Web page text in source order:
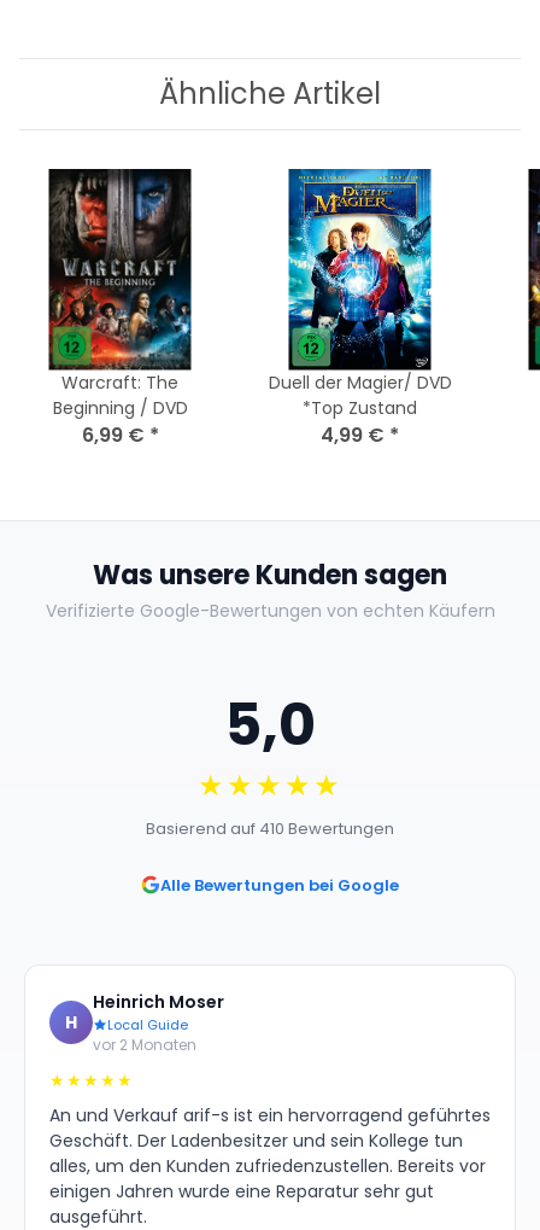
Ähnliche Artikel
Warcraft: The
Beginning / DVD
6,99 € *
Duell der Magier/ DVD
*Top Zustand
4,99 € *
Was unsere Kunden sagen
Verifizierte Google-Bewertungen von echten Käufern
5,0
★★★★★
Basierend auf 410 Bewertungen
Alle Bewertungen bei Google
H
Heinrich Moser
Local Guide
vor 2 Monaten
★★★★★
An und Verkauf arif-s ist ein hervorragend geführtes
Geschäft. Der Ladenbesitzer und sein Kollege tun
alles, um den Kunden zufriedenzustellen. Bereits vor
einigen Jahren wurde eine Reparatur sehr gut
ausgeführt.